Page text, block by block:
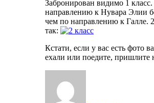
Забронирован видимо 1
направлению к Нувара Элии
чем по направлению к Галле.
так:
Кстати, если у вас есть фото
ехали или поедите, пришлите